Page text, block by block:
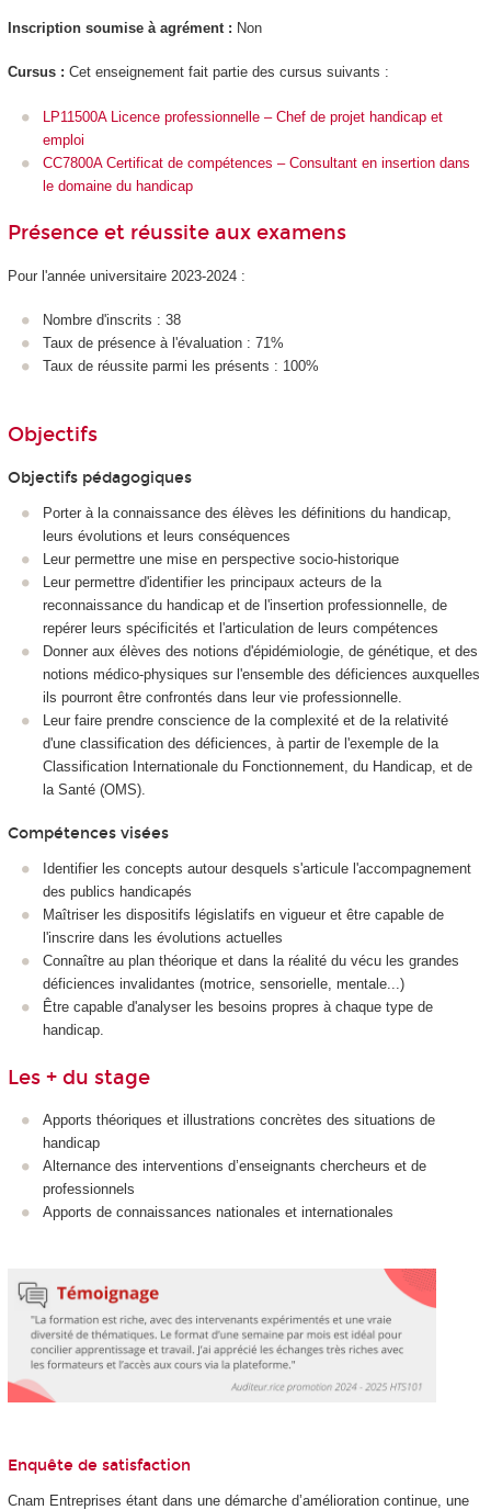
Inscription soumise à agrément : Non
Cursus : Cet enseignement fait partie des cursus suivants :
LP11500A Licence professionnelle – Chef de projet handicap et
emploi
CC7800A Certificat de compétences – Consultant en insertion dans
le domaine du handicap
Présence et réussite aux examens
Pour l'année universitaire 2023-2024 :
Nombre d'inscrits : 38
Taux de présence à l'évaluation : 71%
Taux de réussite parmi les présents : 100%
Objectifs
Objectifs pédagogiques
Porter à la connaissance des élèves les définitions du handicap,
leurs évolutions et leurs conséquences
Leur permettre une mise en perspective socio-historique
Leur permettre d'identifier les principaux acteurs de la
reconnaissance du handicap et de l'insertion professionnelle, de
repérer leurs spécificités et l'articulation de leurs compétences
Donner aux élèves des notions d'épidémiologie, de génétique, et des
notions médico-physiques sur l'ensemble des déficiences auxquelles
ils pourront être confrontés dans leur vie professionnelle.
Leur faire prendre conscience de la complexité et de la relativité
d'une classification des déficiences, à partir de l'exemple de la
Classification Internationale du Fonctionnement, du Handicap, et de
la Santé (OMS).
Compétences visées
Identifier les concepts autour desquels s'articule l'accompagnement
des publics handicapés
Maîtriser les dispositifs législatifs en vigueur et être capable de
l'inscrire dans les évolutions actuelles
Connaître au plan théorique et dans la réalité du vécu les grandes
déficiences invalidantes (motrice, sensorielle, mentale...)
Être capable d'analyser les besoins propres à chaque type de
handicap.
Les + du stage
Apports théoriques et illustrations concrètes des situations de
handicap
Alternance des interventions d’enseignants chercheurs et de
professionnels
Apports de connaissances nationales et internationales
Enquête de satisfaction
Cnam Entreprises étant dans une démarche d’amélioration continue, une